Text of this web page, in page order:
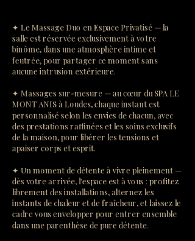
✦ Le Massage Duo en Espace Privatisé — la
salle est réservée exclusivement à votre
binôme, dans une atmosphère intime et
feutrée, pour partager ce moment sans
aucune intrusion extérieure.
✦ Massages sur-mesure — au cœur du SPA LE
MONT ANIS à Loudes, chaque instant est
personnalisé selon les envies de chacun, avec
des prestations raffinées et les soins exclusifs
de la maison, pour libérer les tensions et
apaiser corps et esprit.
✦ Un moment de détente à vivre pleinement —
dès votre arrivée, l'espace est à vous : profitez
librement des installations, alternez les
instants de chaleur et de fraîcheur, et laissez le
cadre vous envelopper pour entrer ensemble
dans une parenthèse de pure détente.